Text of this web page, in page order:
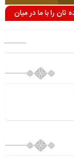
را با ما در میان